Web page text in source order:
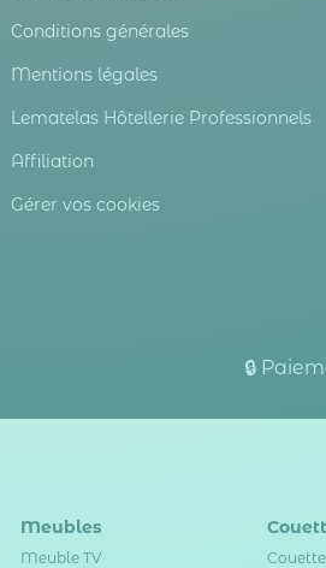
Conditions générales
Mentions légales
Lematelas Hôtellerie Professionnels
Affiliation
Gérer vos cookies
🔒
Meubles
Meuble TV
Couette